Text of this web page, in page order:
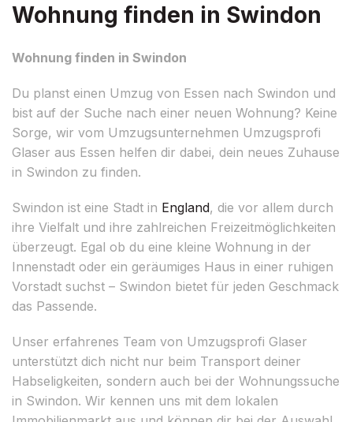
Wohnung finden in Swindon
Wohnung finden in Swindon
Du planst einen Umzug von Essen nach Swindon und
bist auf der Suche nach einer neuen Wohnung? Keine
Sorge, wir vom Umzugsunternehmen Umzugsprofi
Glaser aus Essen helfen dir dabei, dein neues Zuhause
in Swindon zu finden.
Swindon ist eine Stadt in England, die vor allem durch
ihre Vielfalt und ihre zahlreichen Freizeitmöglichkeiten
überzeugt. Egal ob du eine kleine Wohnung in der
Innenstadt oder ein geräumiges Haus in einer ruhigen
Vorstadt suchst – Swindon bietet für jeden Geschmack
das Passende.
Unser erfahrenes Team von Umzugsprofi Glaser
unterstützt dich nicht nur beim Transport deiner
Habseligkeiten, sondern auch bei der Wohnungssuche
in Swindon. Wir kennen uns mit dem lokalen